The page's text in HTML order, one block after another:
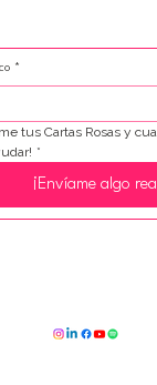
*
tus Cartas Rosas y
*
¡Envíame algo